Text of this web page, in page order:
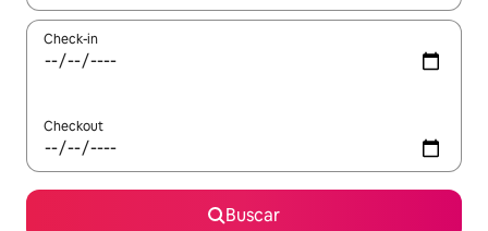
Check-in
Checkout
Buscar